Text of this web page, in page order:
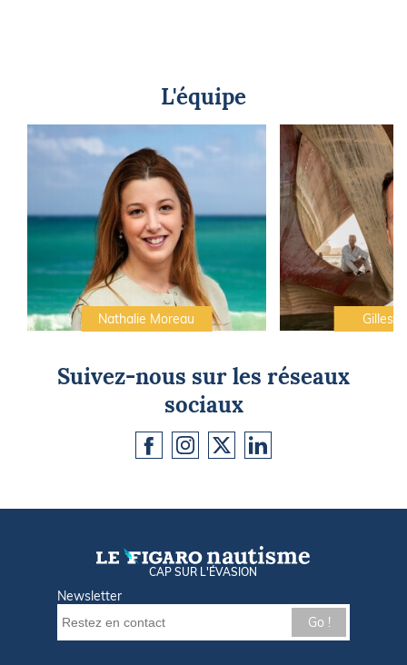
L'équipe
Nathalie Moreau Gilles
Suivez-nous sur les réseaux
sociaux
CAP SUR L'ÉVASION
Newsletter
Go !